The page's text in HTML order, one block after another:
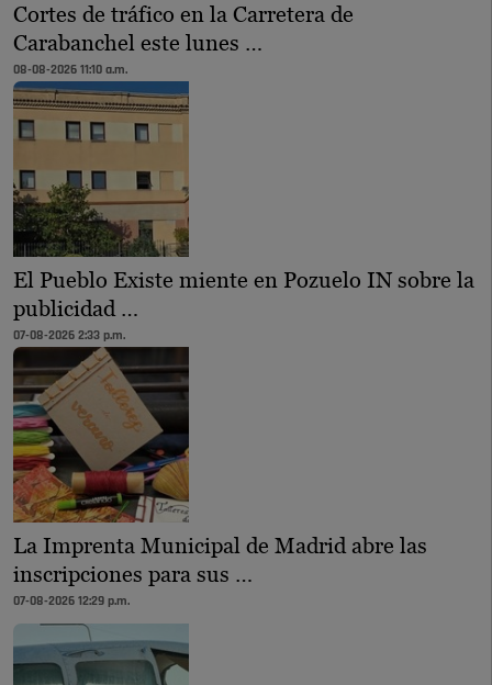
Cortes de tráfico en la Carretera de
Carabanchel este lunes …
08-08-2026 11:10 a.m.
El Pueblo Existe miente en Pozuelo IN sobre la
publicidad …
07-08-2026 2:33 p.m.
La Imprenta Municipal de Madrid abre las
inscripciones para sus …
07-08-2026 12:29 p.m.